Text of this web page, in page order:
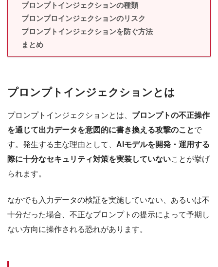
プロンプトインジェクションの種類
プロンプロインジェクションのリスク
プロンプトインジェクションを防ぐ方法
まとめ
プロンプトインジェクションとは
プロンプトインジェクションとは、 プロンプトの不正操作
を通じて出力データを意図的に書き換える攻撃のことで
す。発生する主な理由として、 AIモデルを開発・運用する
際に十分なセキュリティ対策を実装していないことが挙げ
られます。
なかでも入力データの検証を実施していない、あるいは不
十分だった場合、不正なプロンプトの提示によって予期し
ない方向に操作される恐れがあります。